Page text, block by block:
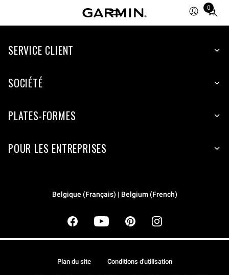
0
Total
SERVICE CLIENT
SOCIÉTÉ
PLATES-FORMES
POUR LES ENTREPRISES
Belgique (Français) | Belgium (French)
Plan du site Conditions d'utilisation